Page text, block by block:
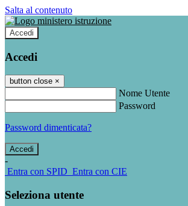
Salta al contenuto
Accedi
Accedi
button close ×
Nome Utente
Password
Password dimenticata?
-
Entra con SPID Entra con CIE
Seleziona utente